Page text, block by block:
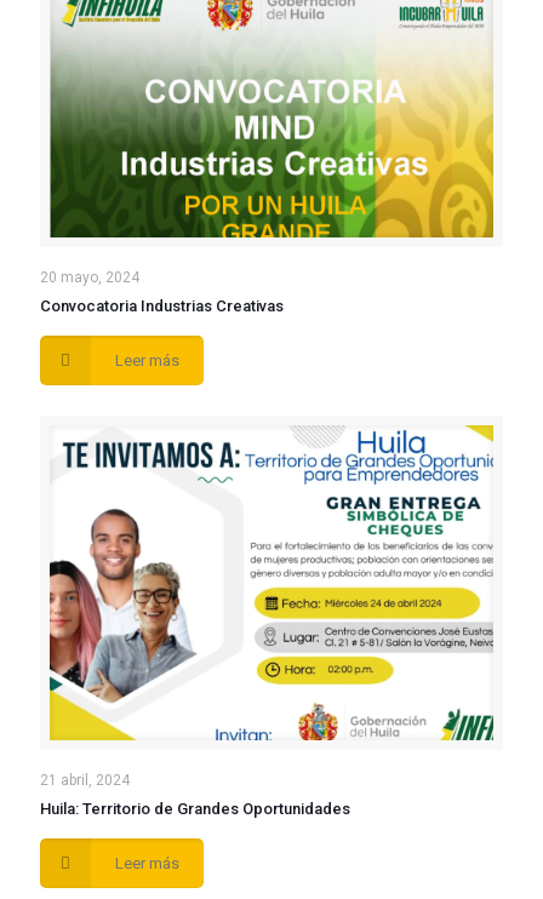
20 mayo, 2024
Convocatoria Industrias Creativas
Leer más
21 abril, 2024
Huila: Territorio de Grandes Oportunidades
Leer más